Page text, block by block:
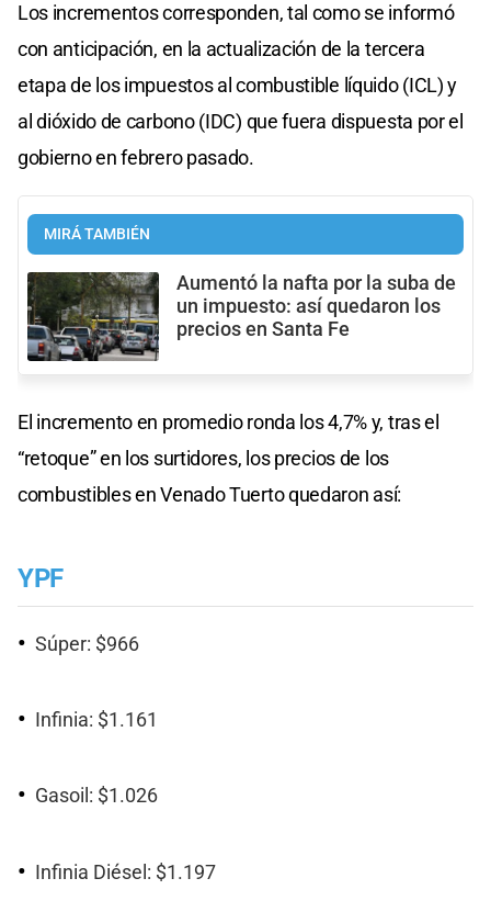
Los incrementos corresponden, tal como se informó
con anticipación, en la actualización de la tercera
etapa de los impuestos al combustible líquido (ICL) y
al dióxido de carbono (IDC) que fuera dispuesta por el
gobierno en febrero pasado.
MIRÁ TAMBIÉN
Aumentó la nafta por la suba de
un impuesto: así quedaron los
precios en Santa Fe
El incremento en promedio ronda los 4,7% y, tras el
“retoque” en los surtidores, los precios de los
combustibles en Venado Tuerto quedaron así:
YPF
Súper: $966
Infinia: $1.161
Gasoil: $1.026
Infinia Diésel: $1.197